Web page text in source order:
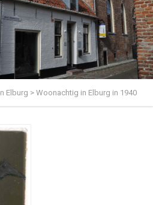
Elburg > Woonachtig in Elburg in 1940